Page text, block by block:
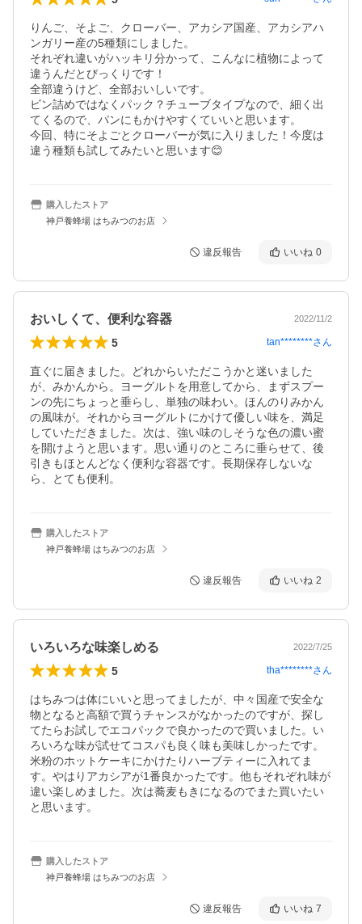
りんご、そよご、クローバー、アカシア国産、アカシアハ
ンガリー産の5種類にしました。
それぞれ違いがハッキリ分かって、こんなに植物によって
違うんだとびっくりです！
全部違うけど、全部おいしいです。
ビン詰めではなくパック？チューブタイプなので、細く出
てくるので、パンにもかけやすくていいと思います。
今回、特にそよごとクローバーが気に入りました！今度は
違う種類も試してみたいと思います😊
購入したストア
神戸養蜂場 はちみつのお店
違反報告 いいね 0
おいしくて、便利な容器 2022/11/2
5 tan********さん
直ぐに届きました。どれからいただこうかと迷いました
が、みかんから。ヨーグルトを用意してから、まずスプー
ンの先にちょっと垂らし、単独の味わい。ほんのりみかん
の風味が。それからヨーグルトにかけて優しい味を、満足
していただきました。次は、強い味のしそうな色の濃い蜜
を開けようと思います。思い通りのところに垂らせて、後
引きもほとんどなく便利な容器です。長期保存しないな
ら、とても便利。
購入したストア
神戸養蜂場 はちみつのお店
違反報告 いいね 2
いろいろな味楽しめる 2022/7/25
5 tha********さん
はちみつは体にいいと思ってましたが、中々国産で安全な
物となると高額で買うチャンスがなかったのですが、探し
てたらお試しでエコパックで良かったので買いました。い
ろいろな味が試せてコスパも良く味も美味しかったです。
米粉のホットケーキにかけたりハーブティーに入れてま
す。やはりアカシアが1番良かったです。他もそれぞれ味が
違い楽しめました。次は蕎麦もきになるのでまた買いたい
と思います。
購入したストア
神戸養蜂場 はちみつのお店
違反報告 いいね 7